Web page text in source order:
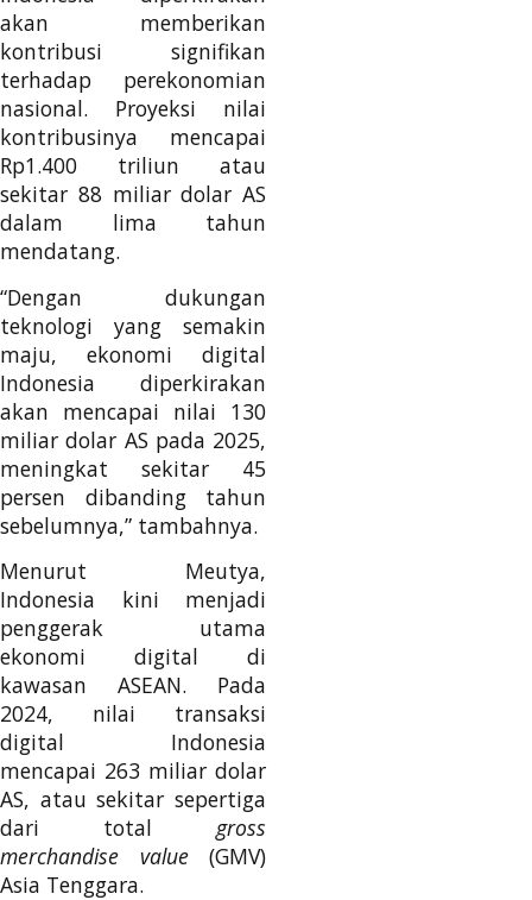
akan memberikan
kontribusi signifikan
terhadap perekonomian
nasional. Proyeksi nilai
kontribusinya mencapai
Rp1.400 triliun atau
sekitar 88 miliar dolar AS
dalam lima tahun
mendatang.
“Dengan dukungan
teknologi yang semakin
maju, ekonomi digital
Indonesia diperkirakan
akan mencapai nilai 130
miliar dolar AS pada 2025,
meningkat sekitar 45
persen dibanding tahun
sebelumnya,” tambahnya.
Menurut Meutya,
Indonesia kini menjadi
penggerak utama
ekonomi digital di
kawasan ASEAN. Pada
2024, nilai transaksi
digital Indonesia
mencapai 263 miliar dolar
AS, atau sekitar sepertiga
dari total gross
merchandise value(GMV)
Asia Tenggara.